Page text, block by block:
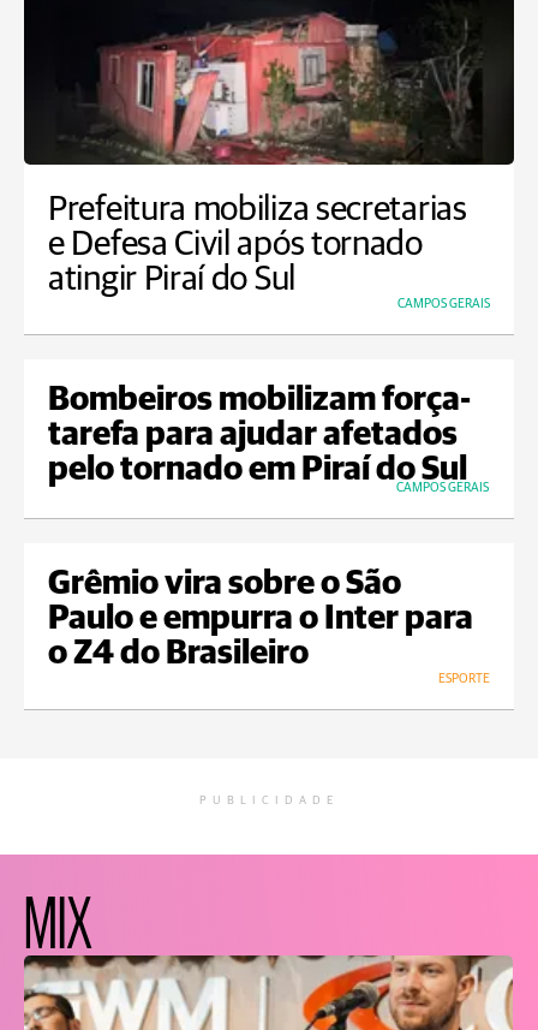
Prefeitura mobiliza secretarias
e Defesa Civil após tornado
atingir Piraí do Sul
CAMPOS GERAIS
Bombeiros mobilizam força-
tarefa para ajudar afetados
pelo tornado em Piraí do Sul
CAMPOS GERAIS
Grêmio vira sobre o São
Paulo e empurra o Inter para
o Z4 do Brasileiro
ESPORTE
PUBLICIDADE
MIX